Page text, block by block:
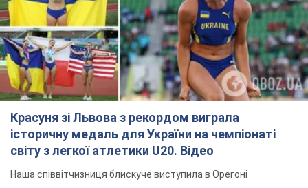
Красуня зі Львова з рекордом виграла
історичну медаль для України на чемпіонаті
світу з легкої атлетики U20. Відео
Наша співвітчизниця блискуче виступила в Орегоні